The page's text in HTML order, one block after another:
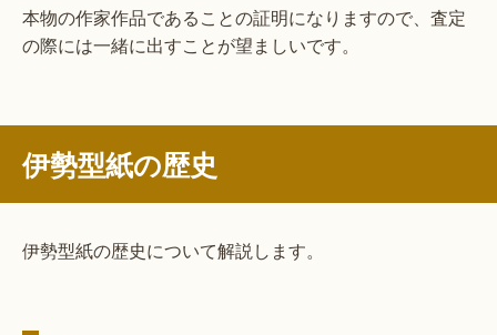
本物の作家作品であることの証明になりますので、査定
の際には一緒に出すことが望ましいです。
伊勢型紙の歴史
伊勢型紙の歴史について解説します。